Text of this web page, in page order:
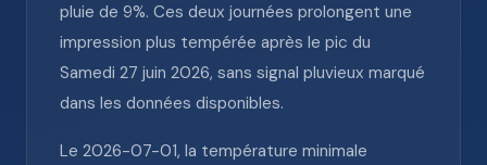
pluie de 9%. Ces deux journées prolongent une
impression plus tempérée après le pic du
Samedi 27 juin 2026, sans signal pluvieux marqué
dans les données disponibles.
Le 2026-07-01, la température minimale